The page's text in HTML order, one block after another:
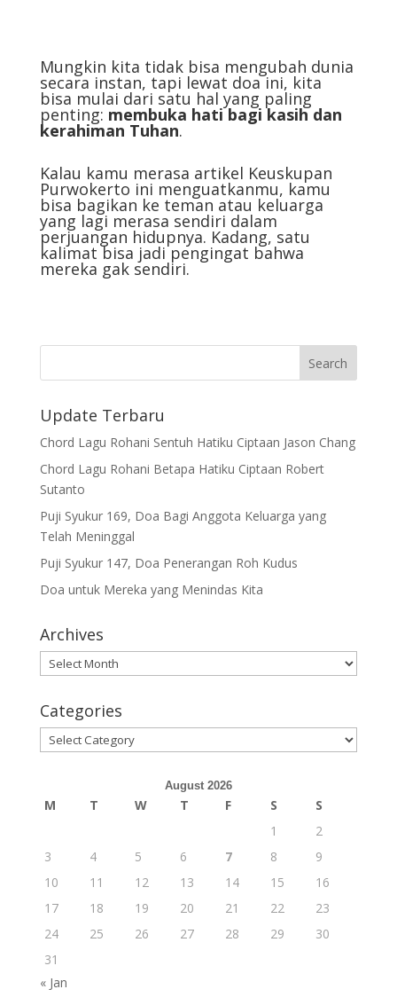
Mungkin kita tidak bisa mengubah dunia
secara instan, tapi lewat doa ini, kita
bisa mulai dari satu hal yang paling
penting: membuka hati bagi kasih dan
kerahiman Tuhan.
Kalau kamu merasa artikel Keuskupan
Purwokerto ini menguatkanmu, kamu
bisa bagikan ke teman atau keluarga
yang lagi merasa sendiri dalam
perjuangan hidupnya. Kadang, satu
kalimat bisa jadi pengingat bahwa
mereka gak sendiri.
Update Terbaru
Chord Lagu Rohani Sentuh Hatiku Ciptaan Jason Chang
Chord Lagu Rohani Betapa Hatiku Ciptaan Robert
Sutanto
Puji Syukur 169, Doa Bagi Anggota Keluarga yang
Telah Meninggal
Puji Syukur 147, Doa Penerangan Roh Kudus
Doa untuk Mereka yang Menindas Kita
Archives
Archives
Categories
Categories
August 2026
M T W T F S
S
1
2
3
4 5 6 7 8
9
10
11 12 13 14 15
16
17
18 19 20 21 22
23
24
25 26 27 28 29
30
31
« Jan